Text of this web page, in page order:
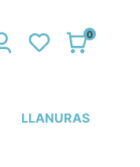
LLANURAS
0